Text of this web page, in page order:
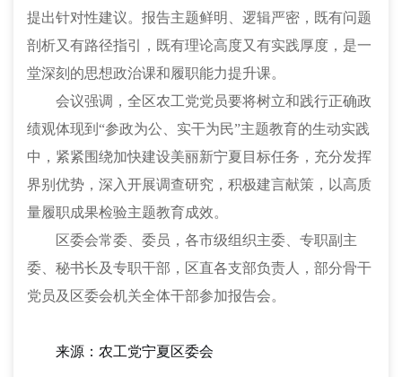
提出针对性建议。报告主题鲜明、逻辑严密，既有问题
剖析又有路径指引，既有理论高度又有实践厚度，是一
堂深刻的思想政治课和履职能力提升课。
会议强调，全区农工党党员要将树立和践行正确政
绩观体现到“参政为公、实干为民”主题教育的生动实践
中，紧紧围绕加快建设美丽新宁夏目标任务，充分发挥
界别优势，深入开展调查研究，积极建言献策，以高质
量履职成果检验主题教育成效。
区委会常委、委员，各市级组织主委、专职副主
委、秘书长及专职干部，区直各支部负责人，部分骨干
党员及区委会机关全体干部参加报告会。
来源：农工党宁夏区委会